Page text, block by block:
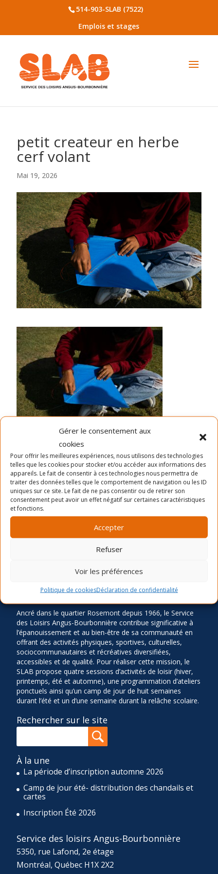
Gérer le consentement aux
cookies
Pour offrir les meilleures expériences, nous utilisons des technologies
telles que les cookies pour stocker et/ou accéder aux informations des
appareils. Le fait de consentir à ces technologies nous permettra de
traiter des données telles que le comportement de navigation ou les ID
uniques sur ce site. Le fait de ne pas consentir ou de retirer son
consentement peut avoir un effet négatif sur certaines caractéristiques
et fonctions.
Accepter
Refuser
Voir les préférences
Politique de cookiesDéclaration de confidentialité
514-903-SLAB (7522)
Emplois et stages
petit createur en herbe
cerf volant
Mai 19, 2026
Dernières nouvelles
La période d’inscription automne 2026
Camp de jour été- distribution des chandails et
cartes
Inscription Été 2026
LA MISSION
Ancré dans le quartier Rosemont depuis 1966, le Service
des Loisirs Angus-Bourbonnière contribue significative à
l’épanouissement et au bien-être de sa communauté en
offrant des activités physiques, sportives, culturelles,
sociocommunautaires et récréatives diversifiées,
accessibles et de qualité. Pour réaliser cette mission, le
SLAB propose quatre sessions d’activités de loisir (hiver,
printemps, été et automne), une programmation d’ateliers
ponctuels ainsi qu’un camp de jour de huit semaines
durant l’été et un d’une semaine durant la relâche scolaire.
Rechercher sur le site
À la une
La période d’inscription automne 2026
Camp de jour été- distribution des chandails et
cartes
Inscription Été 2026
Service des loisirs Angus-Bourbonnière
5350, rue Lafond, 2e étage
Montréal, Québec H1X 2X2